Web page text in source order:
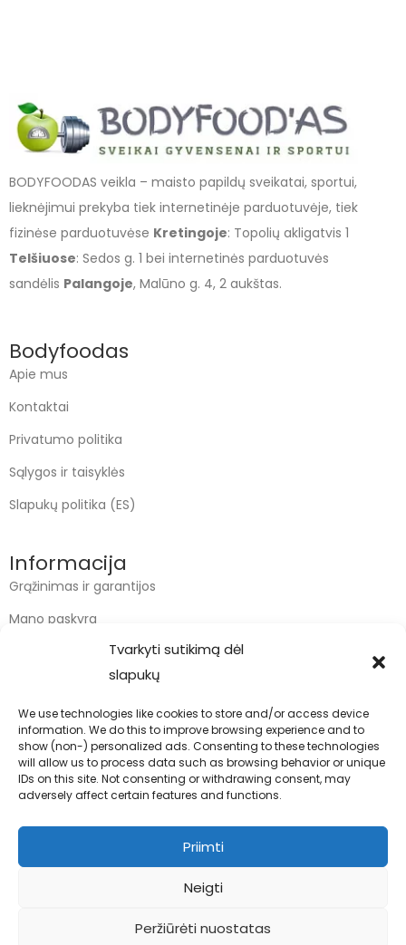
Tvarkyti sutikimą dėl
slapukų
We use technologies like cookies to store and/or access device
information. We do this to improve browsing experience and to
show (non-) personalized ads. Consenting to these technologies
will allow us to process data such as browsing behavior or unique
IDs on this site. Not consenting or withdrawing consent, may
adversely affect certain features and functions.
Priimti
Neigti
Peržiūrėti nuostatas
BODYFOODAS veikla – maisto papildų sveikatai, sportui,
lieknėjimui prekyba tiek internetinėje parduotuvėje, tiek
fizinėse parduotuvėse Kretingoje: Topolių akligatvis 1
Telšiuose: Sedos g. 1 bei internetinės parduotuvės
sandėlis Palangoje, Malūno g. 4, 2 aukštas.
Bodyfoodas
Apie mus
Kontaktai
Privatumo politika
Sąlygos ir taisyklės
Slapukų politika (ES)
Informacija
Grąžinimas ir garantijos
Mano paskyra
Kontaktai
info@bodyfoodas.lt
+370 600 77017
Visos teisės saugomos © Bodyfoodas.lt 2026